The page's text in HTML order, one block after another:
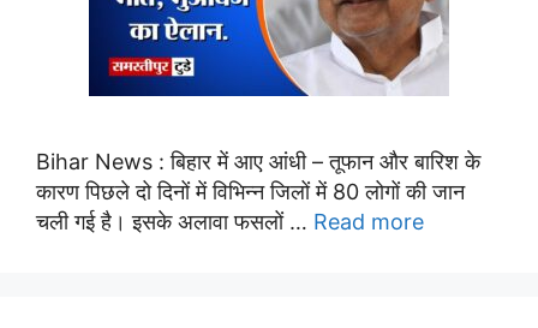
Bihar News : बिहार में आए आंधी – तूफान और बारिश के
कारण पिछले दो दिनों में विभिन्न जिलों में 80 लोगों की जान
चली गई है। इसके अलावा फसलों … Read more